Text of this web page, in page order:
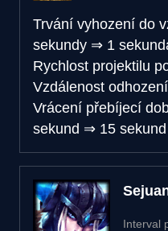
Trvání vyhození do
sekundy ⇒ 1
Rychlost projektilu
Vzdálenost
Vrácení přebíjecí
sekund ⇒ 15 sekund
Interval